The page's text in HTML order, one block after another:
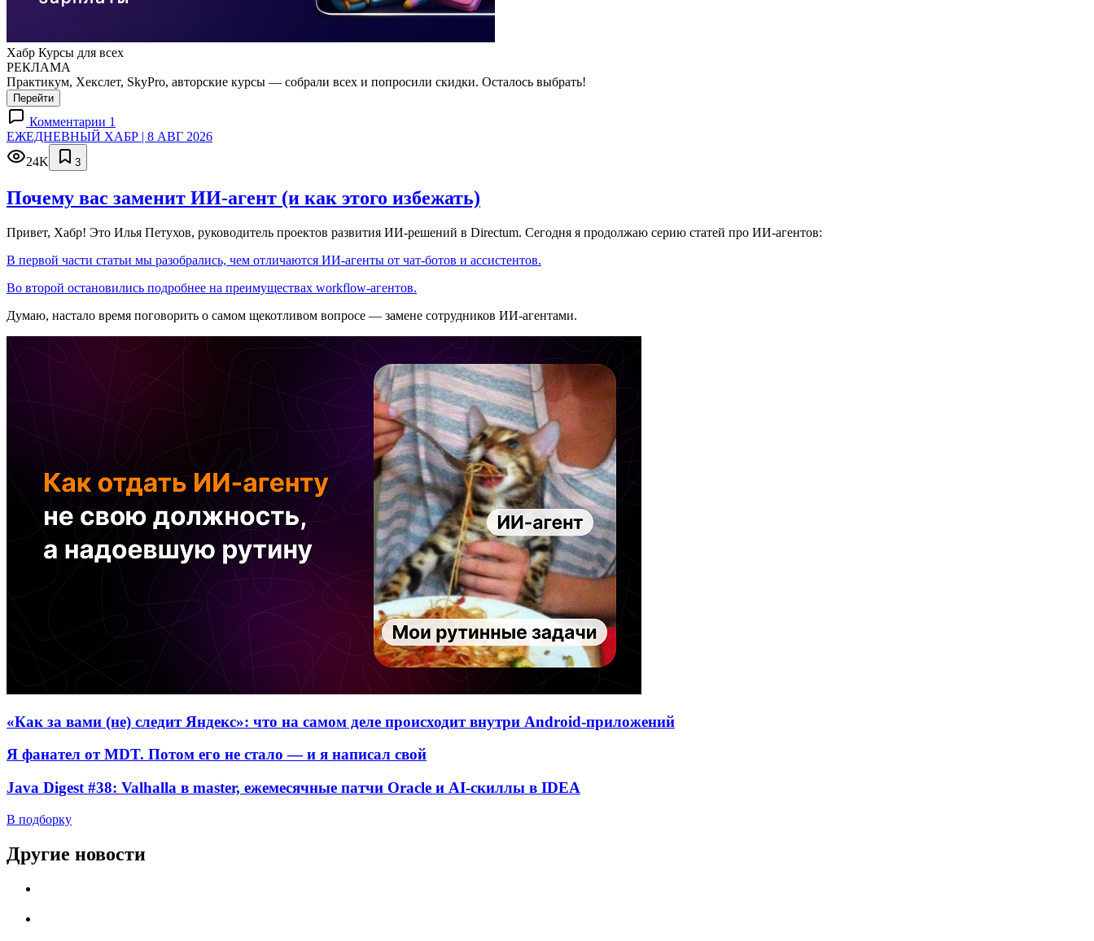
Хабр Курсы для всех
РЕКЛАМА
Практикум, Хекслет, SkyPro, авторские курсы — собрали всех и попросили скидки. Осталось выбрать!
Перейти
Комментарии 1
ЕЖЕДНЕВНЫЙ ХАБР | 8 АВГ 2026
24K
3
Почему вас заменит ИИ‑агент (и как этого избежать)
Привет, Хабр! Это Илья Петухов, руководитель проектов развития ИИ-решений в Directum. Сегодня я продолжаю серию статей про ИИ-агентов:
В первой части статьи мы разобрались, чем отличаются ИИ-агенты от чат-ботов и ассистентов.
Во второй остановились подробнее на преимуществах workflow-агентов.
Думаю, настало время поговорить о самом щекотливом вопросе — замене сотрудников ИИ-агентами.
«Как за вами (не) следит Яндекс»: что на самом деле происходит внутри Android-приложений
Я фанател от MDT. Потом его не стало — и я написал свой
Java Digest #38: Valhalla в master, ежемесячные патчи Oracle и AI-скиллы в IDEA
В подборку
Другие новости